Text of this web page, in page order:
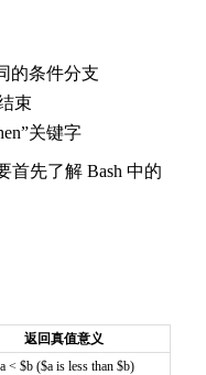
的条件分支
束
关键字
首先了解 Bash 中的
返回真值意义
< $b ($a is less than $b)